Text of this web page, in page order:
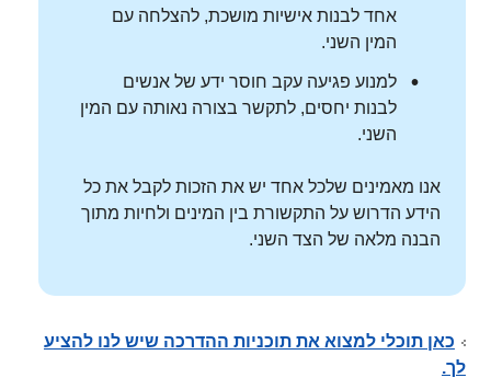
אחד לבנות אישיות מושכת, להצלחה עם
המין השני.
למנוע פגיעה עקב חוסר ידע של אנשים
לבנות יחסים, לתקשר בצורה נאותה עם המין
השני.
אנו מאמינים שלכל אחד יש את הזכות לקבל את כל
הידע הדרוש על התקשורת בין המינים ולחיות מתוך
הבנה מלאה של הצד השני.
כאן תוכלי למצוא את תוכניות ההדרכה שיש לנו להציע
לך.